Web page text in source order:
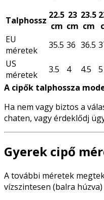
Talphossz 22.5
cm
23
cm
23.5
cm
EU
méretek
35.5 36 36.5
US
méretek
3.5 4 4.5 5
A cipők talphossza
Ha nem vagy biztos a
chaten, vagy érdeklődj
Gyerek cipő
A további méretek
vízszintesen (balra